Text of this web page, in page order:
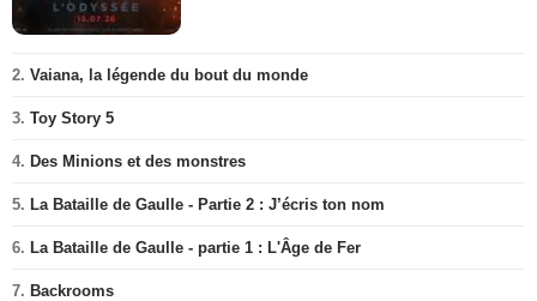
2. Vaiana, la légende du bout du monde
3. Toy Story 5
4. Des Minions et des monstres
5. La Bataille de Gaulle - Partie 2 : J’écris ton nom
6. La Bataille de Gaulle - partie 1 : L'Âge de Fer
7. Backrooms